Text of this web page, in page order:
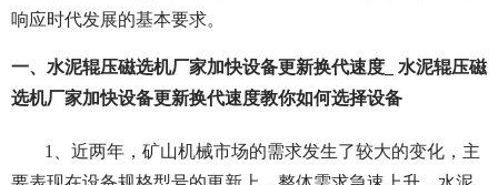
响应时代发展的基本要求。
一、水泥辊压磁选机厂家加快设备更新换代速度_ 水泥辊压磁
选机厂家加快设备更新换代速度教你如何选择设备
1、近两年，矿山机械市场的需求发生了较大的变化，主